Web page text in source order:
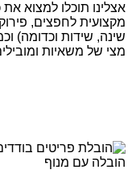
אצלינו תוכלו למצוא
מקצועית לחפצים,
שינה, שידות וכדומה)
מצי של משאיות
הובלה עם מנוף